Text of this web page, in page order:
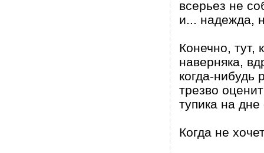
всерьез не
и... надежда,
Конечно, тут,
наверняка,
когда-нибудь
трезво
тупика на
Когда не